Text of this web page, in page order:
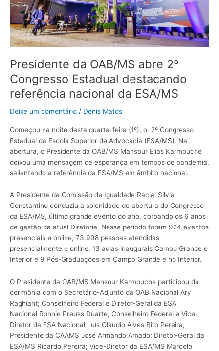
Presidente da OAB/MS abre 2º
Congresso Estadual destacando
referência nacional da ESA/MS
Deixe um comentário / Denis Matos
Começou na noite desta quarta-feira (1º), o 2º Congresso
Estadual da Escola Superior de Advocacia (ESA/MS). Na
abertura, o Presidente da OAB/MS Mansour Elias Karmouche
deixou uma mensagem de esperança em tempos de pandemia,
salientando a referência da ESA/MS em âmbito nacional.
A Presidente da Comissão de Igualdade Racial Silvia
Constantino conduziu a solenidade de abertura do Congresso
da ESA/MS, último grande evento do ano, coroando os 6 anos
de gestão da atual Diretoria. Nesse período foram 924 eventos
presenciais e online, 73.998 pessoas atendidas
presencialmente e online, 13 aulas inaugurais Campo Grande e
Interior e 9 Pós-Graduações em Campo Grande e no Interior.
O Presidente da OAB/MS Mansour Karmouche participou da
cerimônia com o Secretário-Adjunto da OAB Nacional Ary
Raghiant; Conselheiro Federal e Diretor-Geral da ESA
Nacional Ronnie Preuss Duarte; Conselheiro Federal e Vice-
Diretor da ESA Nacional Luís Cláudio Alves Bito Pereira;
Presidente da CAAMS José Armando Amado; Diretor-Geral da
ESA/MS Ricardo Pereira; Vice-Diretor da ESA/MS Marcelo
referência
nacional
da
ESA/MS